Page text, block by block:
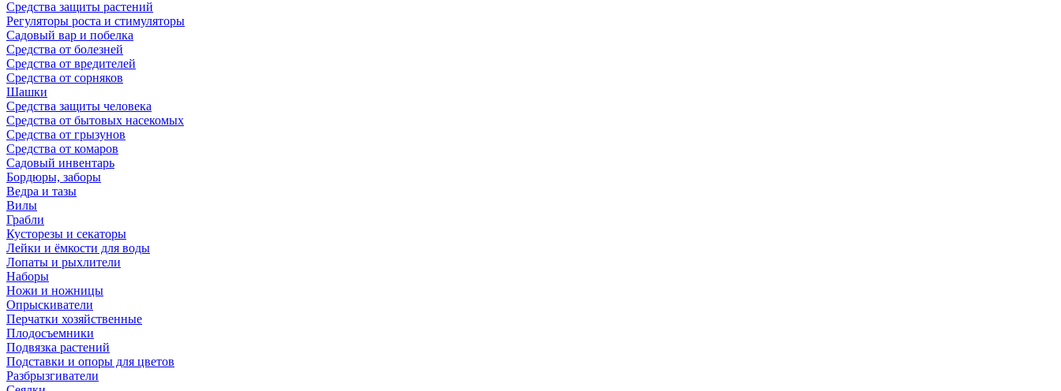
Средства защиты растений
Регуляторы роста и стимуляторы
Садовый вар и побелка
Средства от болезней
Средства от вредителей
Средства от сорняков
Шашки
Средства защиты человека
Средства от бытовых насекомых
Средства от грызунов
Средства от комаров
Садовый инвентарь
Бордюры, заборы
Ведра и тазы
Вилы
Грабли
Кусторезы и секаторы
Лейки и ёмкости для воды
Лопаты и рыхлители
Наборы
Ножи и ножницы
Опрыскиватели
Перчатки хозяйственные
Плодосъемники
Подвязка растений
Подставки и опоры для цветов
Разбрызгиватели